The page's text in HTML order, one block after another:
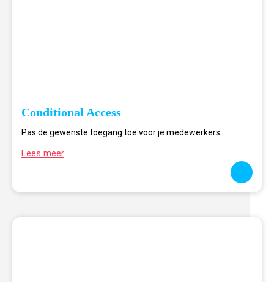
Conditional Access
Pas de gewenste toegang toe voor je medewerkers.
Lees meer